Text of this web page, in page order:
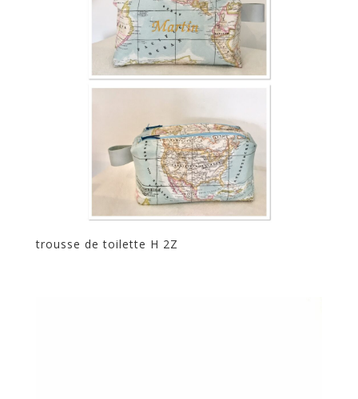
trousse de toilette H 2Z